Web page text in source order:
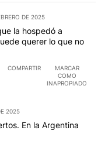
DE 2025
la hospedó a
querer lo que no
COMPARTIR
MARCAR
COMO
INAPROPIADO
2025
En la Argentina